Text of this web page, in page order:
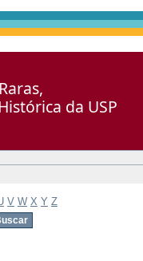
da USP
V W X Y Z